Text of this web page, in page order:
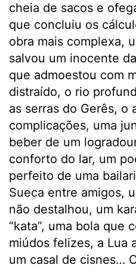
cheia de sacos e
que concluiu os
obra mais complexa,
salvou um inocente
que admoestou com
distraído, o rio
as serras do Gerês, o
complicações, uma
beber de um
conforto do lar, um
perfeito de uma
Sueca entre amigos,
não destalhou, um
“kata”, uma bola que
miúdos felizes, a Lua
um casal de cisnes…